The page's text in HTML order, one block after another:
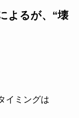
よるが、“壊
イミングは